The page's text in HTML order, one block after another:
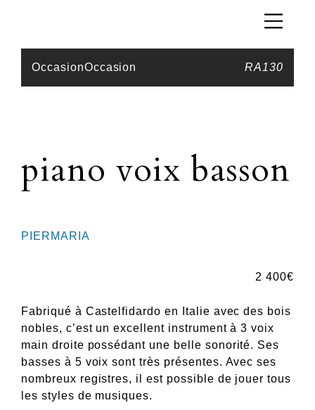
OccasionOccasion RA130
piano voix basson
PIERMARIA
2 400€
Fabriqué à Castelfidardo en Italie avec des bois
nobles, c’est un excellent instrument à 3 voix
main droite possédant une belle sonorité. Ses
basses à 5 voix sont très présentes. Avec ses
nombreux registres, il est possible de jouer tous
les styles de musiques.